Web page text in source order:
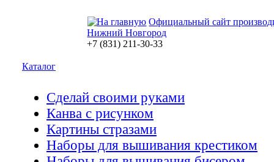
Официальный сайт
Нижний Новгород
+7 (831) 211-30-33
Каталог
Сделай своими руками
Канва с рисунком
Картины стразами
Наборы для вышивания крестиком